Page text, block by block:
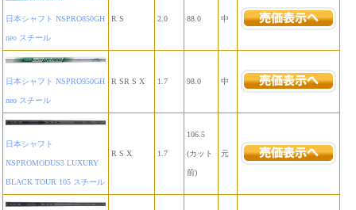
日本シャフト NSPRO850GH
neo スチール
R S 2.0 88.0 中
日本シャフト NSPRO950GH
neo スチール
R SR S X 1.7 98.0 中
日本シャフト
NSPROMODUS3 LUXURY
BLACK TOUR 105 スチール
R S X 1.7
106.5
(カット
前)
元